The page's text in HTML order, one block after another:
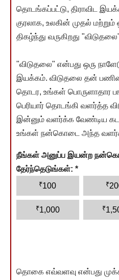
தொடங்கப்பட்டு, திராவிட
குரலாக, உலகின் முதல் மற்றும்
திகழ்ந்து வருகிறது
"விடுதலை" என்பது ஒரு
இயக்கம். விடுதலை தன்
தொடர, உங்கள் பொருளாதார
பெரியார் தொடங்கி வளர்த்த
இன்னும் வளர்க்க வேண்டிய
உங்கள் நன்கொடை அந்த
நீங்கள் அனுப்ப இயன்ற
தேர்ந்தெடுங்கள்: *
₹100 ₹
₹1,000 ₹
தொகை எவ்வளவு என்பது